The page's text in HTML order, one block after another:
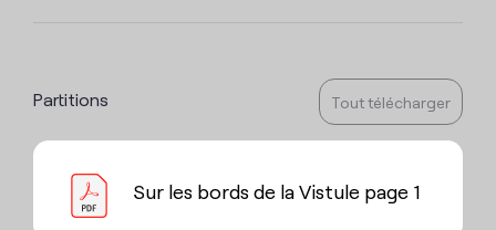
Partitions Tout télécharger
Sur les bords de la Vistule page 1